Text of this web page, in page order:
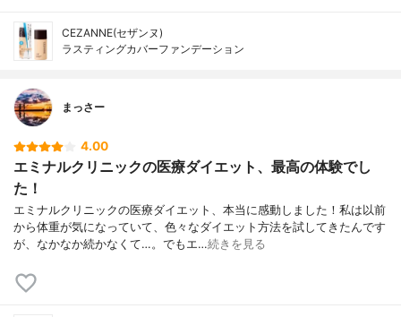
CEZANNE(セザンヌ)
ラスティングカバーファンデーション
まっさー
4.00
エミナルクリニックの医療ダイエット、最高の体験でし
た！
エミナルクリニックの医療ダイエット、本当に感動しました！私は以前
から体重が気になっていて、色々なダイエット方法を試してきたんです
が、なかなか続かなくて…。でもエ…続きを見る